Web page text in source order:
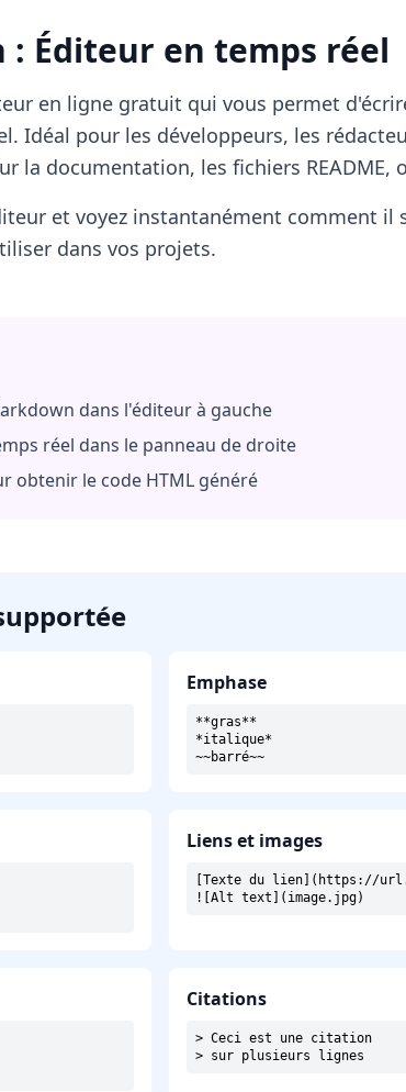
Éditeur en temps réel
en ligne gratuit qui vous permet
Idéal pour les développeurs, les
la documentation, les fichiers README,
et voyez instantanément comment il
dans vos projets.
dans l'éditeur à gauche
réel dans le panneau de droite
obtenir le code HTML généré
Emphase
**gras**
*italique*
~~barré~~
Liens et images
[Texte du lien](https://
![Alt text](image.jpg)
Citations
> Ceci est une citation
> sur plusieurs lignes